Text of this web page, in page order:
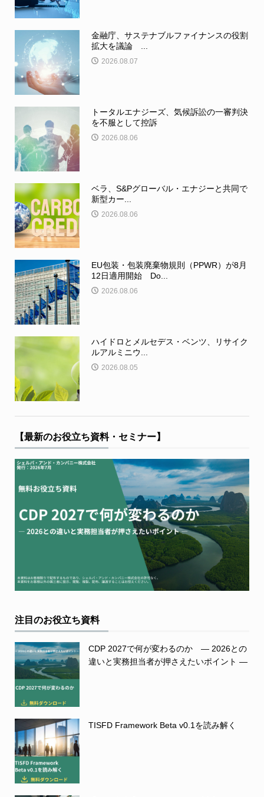
金融庁、サステナブルファイナンスの役割
拡大を議論 ...
2026.08.07
トータルエナジーズ、気候訴訟の一審判決
を不服として控訴
2026.08.06
ベラ、S&Pグローバル・エナジーと共同で
新型カー...
2026.08.06
EU包装・包装廃棄物規則（PPWR）が8月
12日適用開始 Do...
2026.08.06
ハイドロとメルセデス・ベンツ、リサイク
ルアルミニウ...
2026.08.05
【最新のお役立ち資料・セミナー】
注目のお役立ち資料
CDP 2027で何が変わるのか ― 2026との
違いと実務担当者が押さえたいポイント ―
TISFD Framework Beta v0.1を読み解く